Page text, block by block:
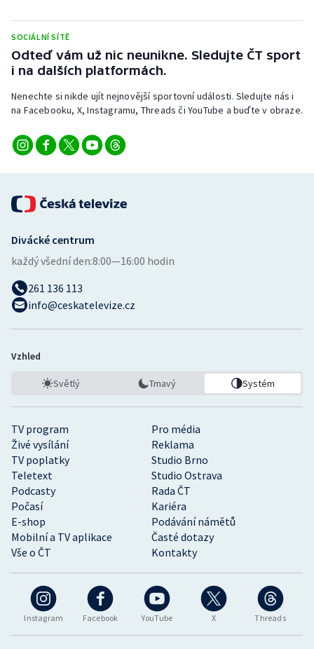
Stolní tenis
Triatlon
Veslování
Vodní slalom
Ostatní
SOCIÁLNÍ SÍTĚ
Odteď vám už nic neunikne. Sledujte ČT sport
i na dalších platformách.
Nenechte si nikde ujít nejnovější sportovní události. Sledujte nás i
na Facebooku, X, Instagramu, Threads či YouTube a buďte v obraze.
Instagram Facebook YouTube X Threads
TV program
Pro média
Živé vysílání
Reklama
TV poplatky
Studio Brno
Teletext
Studio Ostrava
Podcasty
Rada ČT
Počasí
Kariéra
E-shop
Podávání námětů
Mobilní a TV aplikace
Časté dotazy
Vše o ČT
Kontakty
Divácké centrum
každý všední den:8:00—16:00 hodin
261 136 113
info@ceskatelevize.cz
Vzhled
Světlý Tmavý Systém